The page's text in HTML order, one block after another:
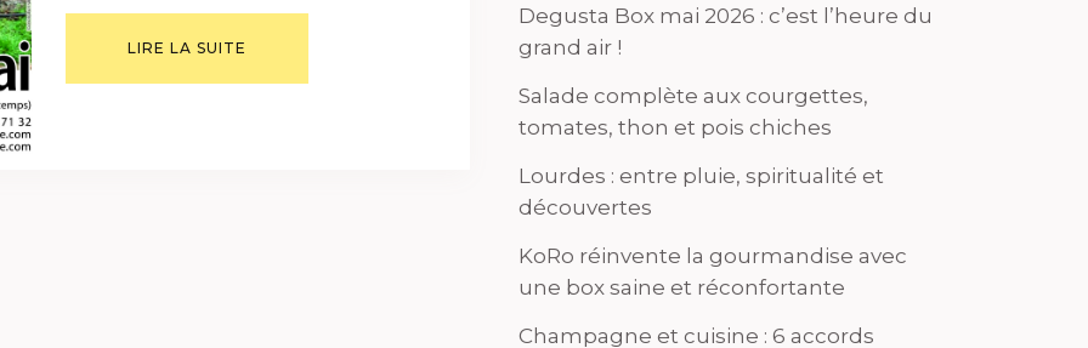
LIRE LA SUITE
Degusta Box mai 2026 : c’est l’heure du
grand air !
Salade complète aux courgettes,
tomates, thon et pois chiches
Lourdes : entre pluie, spiritualité et
découvertes
KoRo réinvente la gourmandise avec
une box saine et réconfortante
Champagne et cuisine : 6 accords